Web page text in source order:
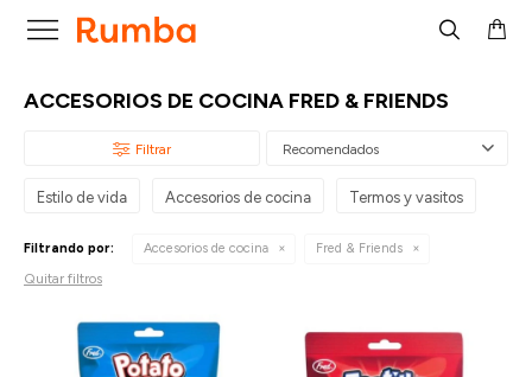

ACCESORIOS DE COCINA FRED & FRIENDS
Recomendados
Estilo de vida Accesorios de cocina Termos y vasitos
Filtrando por: Accesorios de cocina Fred & Friends
Quitar filtros